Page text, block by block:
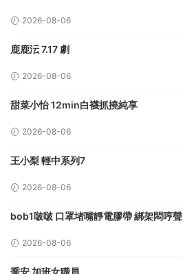
2026-08-06
鹿鹿沄 7.17 劇
2026-08-06
甜菜小怡 12min白襪抓撓純享
2026-08-06
王小梨 輕中系列7
2026-08-06
bob1啵啵 口罩堵嘴靜電膠帶 綁架悶哼聲
2026-08-06
喬安 加班女職員